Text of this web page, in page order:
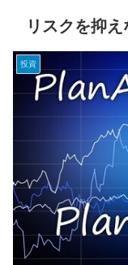
リスクを抑
投資